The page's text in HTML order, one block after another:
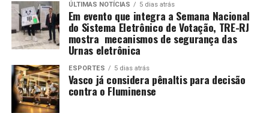
ÚLTIMAS NOTÍCIAS 5 dias atrás
Em evento que integra a Semana Nacional
do Sistema Eletrônico de Votação, TRE-RJ
mostra mecanismos de segurança das
Urnas eletrônica
ESPORTES 5 dias atrás
Vasco já considera pênaltis para decisão
contra o Fluminense